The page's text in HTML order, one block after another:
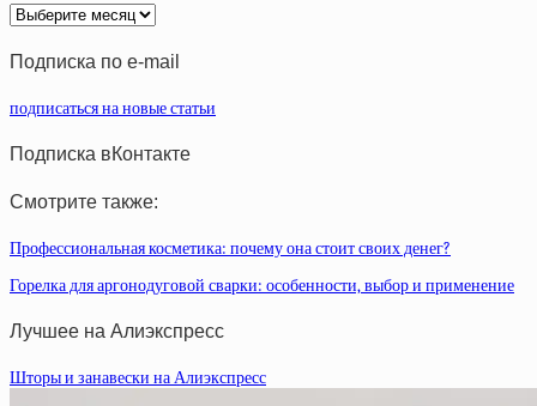
Архив
статей
Подписка по e-mail
подписаться на новые статьи
Подписка вКонтакте
Смотрите также:
Профессиональная косметика: почему она стоит своих денег?
Горелка для аргонодуговой сварки: особенности, выбор и применение
Лучшее на Алиэкспресс
Шторы и занавески на Алиэкспресс